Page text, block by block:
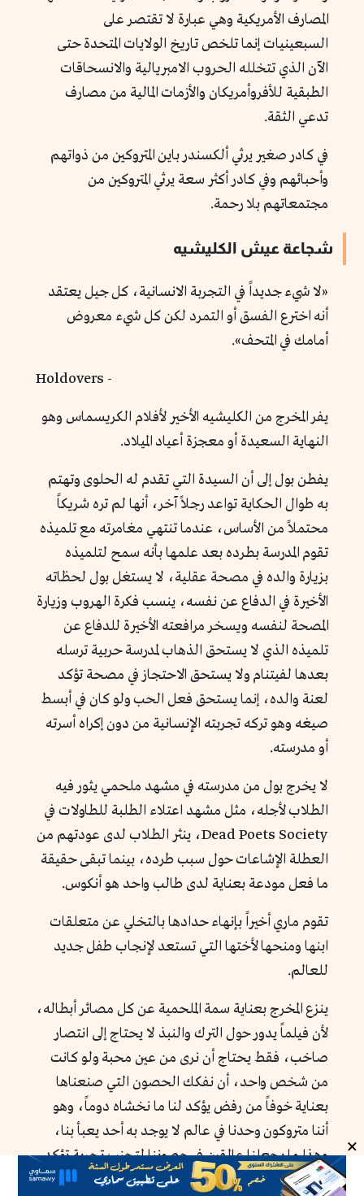
المصارف الأمريكية وهي عبارة لا تقتصر على
السبعينيات إنما تلخص تاريخ الولايات المتحدة حتى
الآن الذي تتخلله الحروب الامبريالية والانسحاقات
الطبقية للأفروأمريكان والأزمات المالية من مصارف
تدعي الثقة.
في كادر صغير يرثي ألكسندر باين المتروكين من ذواتهم
وأحبائهم وفي كادر أكثر سعة يرثي المتروكين من
مجتمعاتهم بلا رحمة.
شجاعة عيش الكليشيه
«لا شيء جديداً في التجربة الانسانية، كل جيل يعتقد
أنه اخترع الفسق أو التمرد لكن كل شيء معروض
أمامك في المتحف».
- Holdovers
يفر المخرج من الكليشيه الأخير لأفلام الكريسماس وهو
النهاية السعيدة أو معجزة أعياد الميلاد.
يفطن بول إلى أن السيدة التي تقدم له الحلوى وتهتم
به طوال الحكاية تواعد رجلاً آخر، أنها لم تره شريكاً
محتملاً من الأساس، عندما تنتهي مغامرته مع تلميذه
تقوم المدرسة بطرده بعد علمها بأنه سمح لتلميذه
بزيارة والده في مصحة عقلية، لا يستغل بول لحظاته
الأخيرة في الدفاع عن نفسه، ينسب فكرة الهروب وزيارة
المصحة لنفسه ويسخر مرافعته الأخيرة للدفاع عن
تلميذه الذي لا يستحق الذهاب لمدرسة حربية ترسله
بعدها لفيتنام ولا يستحق الاحتجاز في مصحة تؤكد
لعنة والده، إنما يستحق فعل الحب ولو كان في أبسط
صيغه وهو تركه تجربته الإنسانية من دون إكراه أسرته
أو مدرسته.
لا يخرج بول من مدرسته في مشهد ملحمي يثور فيه
الطلاب لأجله، مثل مشهد اعتلاء الطلبة للطاولات في
Dead Poets Society، ينثر الطلاب لدى عودتهم من
العطلة الإشاعات حول سبب طرده، بينما تبقى حقيقة
ما فعل مودعة بعناية لدى طالب واحد هو أنكوس.
تقوم ماري أخيراً بإنهاء حدادها بالتخلي عن متعلقات
ابنها ومنحها لأختها التي تستعد لإنجاب طفل جديد
للعالم.
ينزع المخرج بعناية سمة الملحمية عن كل مصائر أبطاله،
لأن فيلماً يدور حول الترك والنبذ لا يحتاج إلى انتصار
صاخب، فقط يحتاج أن نرى من عين محبة ولو كانت
من شخص واحد، أن نفكك الحصون التي صنعناها
بعناية خوفاً من رفض يؤكد لنا ما نخشاه دوماً، وهو
أننا متروكون وحدنا في عالم لا يوجد به أحد يعبأ بنا،
وهذا ما يجعلنا عالقين في حصوننا لتجنب تجربة تؤكد
مخاوفنا.
×